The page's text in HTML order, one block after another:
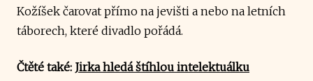
Kožíšek čarovat přímo na jevišti a nebo na letních
táborech, které divadlo pořádá.
Čtěté také: Jirka hledá štíhlou intelektuálku